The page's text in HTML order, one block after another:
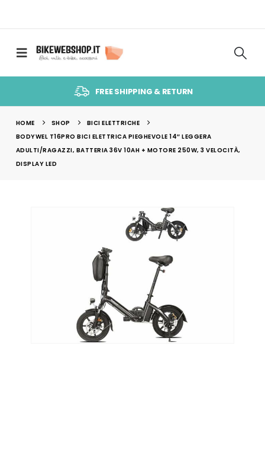
FREE SHIPPING & RETURN
HOME SHOP
BICI ELETTRICHE
BODYWEL T16PRO BICI ELETTRICA PIEGHEVOLE 14″ LEGGERA
ADULTI/RAGAZZI, BATTERIA 36V 10AH + MOTORE 250W, 3 VELOCITÀ,
DISPLAY LED